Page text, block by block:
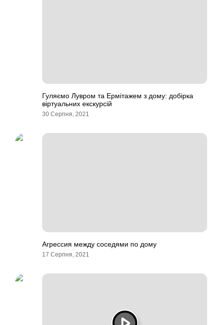
Гуляємо Лувром та Ермітажем з дому: добірка
віртуальних екскурсій
30 Серпня, 2021
Агрессия между соседями по дому
17 Серпня, 2021